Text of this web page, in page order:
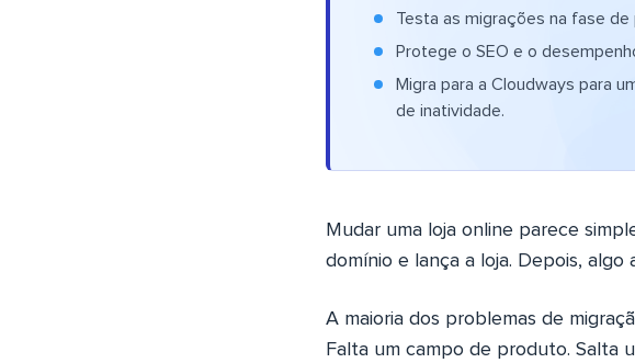
Testa as migrações na fase
Protege o SEO e o
Migra para a Cloudways para
de inatividade.
Mudar uma loja online parece
domínio e lança a loja. Depois, algo
A maioria dos problemas de
Falta um campo de produto. Salta